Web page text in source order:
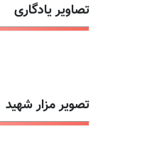
تصاویر یادگاری
تصویر مزار شهید